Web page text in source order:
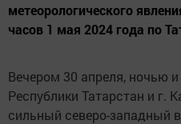
метеорологического
часов 1 мая 2024 года по
Вечером 30 апреля, ночью
Республики Татарстан и г.
сильный северо-западный